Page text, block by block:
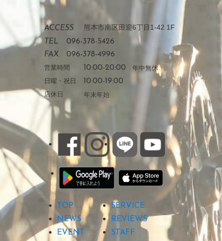
ACCESS 熊本市南区田迎6丁目1-42 1F
TEL
096-378-5426
FAX
096-378-4996
営業時間 10:00-20:00 年中無休
日曜・祝日
10:00-19:00
店休日 年末年始
TOP
SERVICE
NEWS
REVIEWS
EVENT
STAFF